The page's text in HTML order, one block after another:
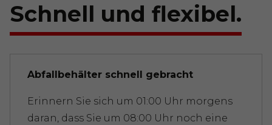
Schnell und flexibel.
Abfallbehälter schnell gebracht
Erinnern Sie sich um 01:00 Uhr morgens
daran, dass Sie um 08:00 Uhr noch eine